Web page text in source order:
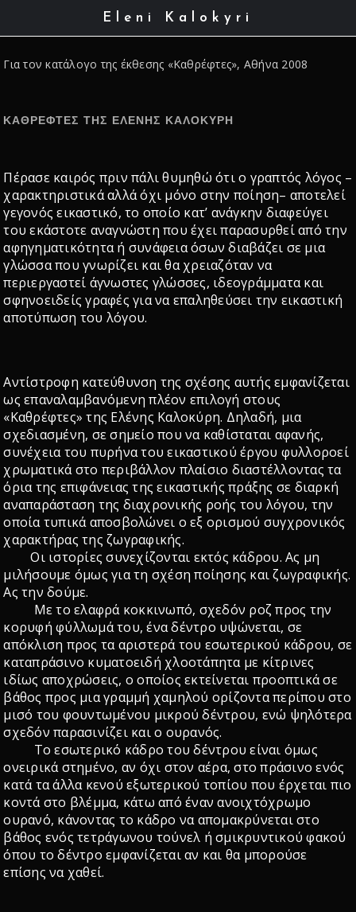
Eleni Kalokyri
Για τον κατάλογο της έκθεσης «Καθρέφτες», Αθήνα 2008
ΚΑΘΡΕΦΤΕΣ ΤΗΣ ΕΛΕΝΗΣ ΚΑΛΟΚΥΡΗ
Πέρασε καιρός πριν πάλι θυμηθώ ότι ο γραπτός λόγος –
χαρακτηριστικά αλλά όχι μόνο στην ποίηση– αποτελεί
γεγονός εικαστικό, το οποίο κατ’ ανάγκην διαφεύγει
του εκάστοτε αναγνώστη που έχει παρασυρθεί από την
αφηγηματικότητα ή συνάφεια όσων διαβάζει σε μια
γλώσσα που γνωρίζει και θα χρειαζόταν να
περιεργαστεί άγνωστες γλώσσες, ιδεογράμματα και
σφηνοειδείς γραφές για να επαληθεύσει την εικαστική
αποτύπωση του λόγου.
Αντίστροφη κατεύθυνση της σχέσης αυτής εμφανίζεται
ως επαναλαμβανόμενη πλέον επιλογή στους
«Καθρέφτες» της Ελένης Καλοκύρη. Δηλαδή, μια
σχεδιασμένη, σε σημείο που να καθίσταται αφανής,
συνέχεια του πυρήνα του εικαστικού έργου φυλλοροεί
χρωματικά στο περιβάλλον πλαίσιο διαστέλλοντας τα
όρια της επιφάνειας της εικαστικής πράξης σε διαρκή
αναπαράσταση της διαχρονικής ροής του λόγου, την
οποία τυπικά αποσβολώνει ο εξ ορισμού συγχρονικός
χαρακτήρας της ζωγραφικής.
Οι ιστορίες συνεχίζονται εκτός κάδρου. Ας μη
μιλήσουμε όμως για τη σχέση ποίησης και ζωγραφικής.
Ας την δούμε.
Με το ελαφρά κοκκινωπό, σχεδόν ροζ προς την
κορυφή φύλλωμά του, ένα δέντρο υψώνεται, σε
απόκλιση προς τα αριστερά του εσωτερικού κάδρου, σε
καταπράσινο κυματοειδή χλοοτάπητα με κίτρινες
ιδίως αποχρώσεις, ο οποίος εκτείνεται προοπτικά σε
βάθος προς μια γραμμή χαμηλού ορίζοντα περίπου στο
μισό του φουντωμένου μικρού δέντρου, ενώ ψηλότερα
σχεδόν παρασινίζει και ο ουρανός.
Το εσωτερικό κάδρο του δέντρου είναι όμως
ονειρικά στημένο, αν όχι στον αέρα, στο πράσινο ενός
κατά τα άλλα κενού εξωτερικού τοπίου που έρχεται πιο
κοντά στο βλέμμα, κάτω από έναν ανοιχτόχρωμο
ουρανό, κάνοντας το κάδρο να απομακρύνεται στο
βάθος ενός τετράγωνου τούνελ ή σμικρυντικού φακού
όπου το δέντρο εμφανίζεται αν και θα μπορούσε
επίσης να χαθεί.